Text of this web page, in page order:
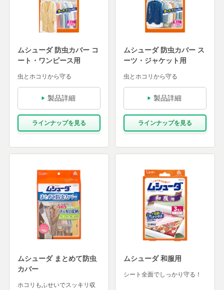
ムシューダ 防虫カバー コ
ート・ワンピース用
虫とホコリから守る
製品詳細
ラインナップを⾒る
ムシューダ 防虫カバー ス
ーツ・ジャケット用
虫とホコリから守る
製品詳細
ラインナップを⾒る
ムシューダ まとめて防虫
カバー
ホコリもふせいでスッキリ収
ムシューダ 和服用
シート全面でしっかり守る！